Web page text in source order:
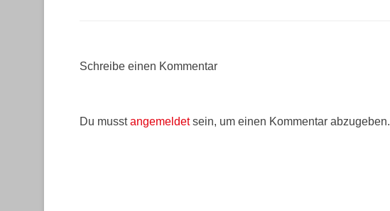
Schreibe einen Kommentar
Du musstangemeldetsein, um einen Kommentar abzugeben.